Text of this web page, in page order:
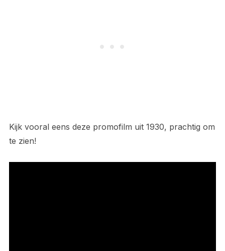
Kijk vooral eens deze promofilm uit 1930, prachtig om
te zien!